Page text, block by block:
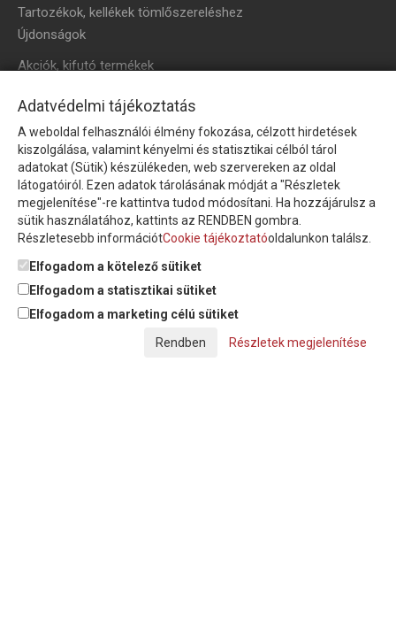
Tartozékok, kellékek tömlőszereléshez
Újdonságok
Akciók, kifutó termékek
HÍRLEVÉL
Íratkozzon fel hírlevelünkre!
Feliratkozom a hírlevélre és nyilatkozom, hogy azadatkezelési
tájékoztatót elolvastam, megismertem és elfogadom.
© Copyright Triász-Tömlő Kft. | Minden jog fenntartva!
Adatvédelmi tájékoztatás
A weboldal felhasználói élmény fokozása, célzott hirdetések
kiszolgálása, valamint kényelmi és statisztikai célból tárol
adatokat (Sütik) készülékeden, web szervereken az oldal
látogatóiról. Ezen adatok tárolásának módját a "Részletek
megjelenítése"-re kattintva tudod módosítani. Ha hozzájárulsz a
sütik használatához, kattints az RENDBEN gombra.
Részletesebb információtCookie tájékoztatóoldalunkon találsz.
Elfogadom a kötelező sütiket
Elfogadom a statisztikai sütiket
Elfogadom a marketing célú sütiket
Részletek megjelenítése